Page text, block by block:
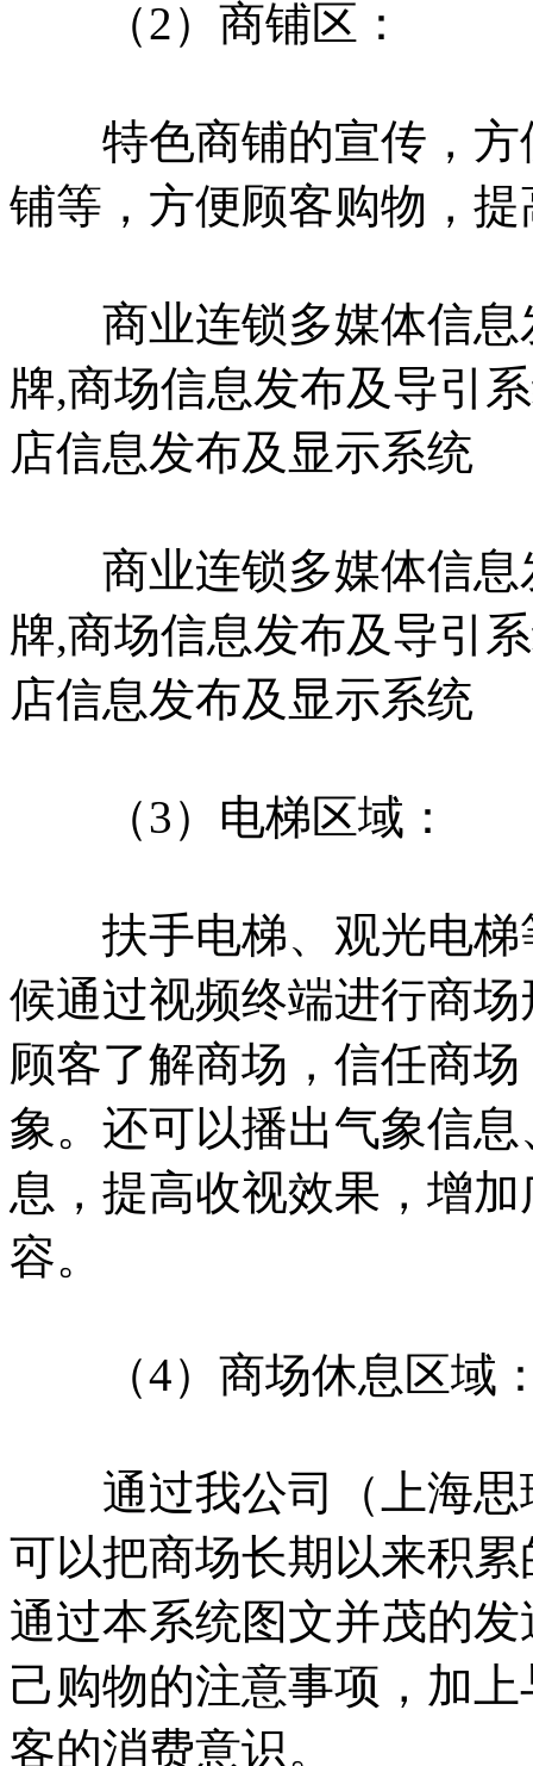
（2）商铺区：
特色商铺的宣传，方
铺等，方便顾客购物，
商业连锁多媒体信息
牌,商场信息发布及导引
店信息发布及显示系统
商业连锁多媒体信息
牌,商场信息发布及导引
店信息发布及显示系统
（3）电梯区域：
扶手电梯、观光电梯
候通过视频终端进行商
顾客了解商场，信任商
象。还可以播出气象信
息，提高收视效果，增
容。
（4）商场休息区域
通过我公司（上海思
可以把商场长期以来积
通过本系统图文并茂的
己购物的注意事项，加
客的消费意识。